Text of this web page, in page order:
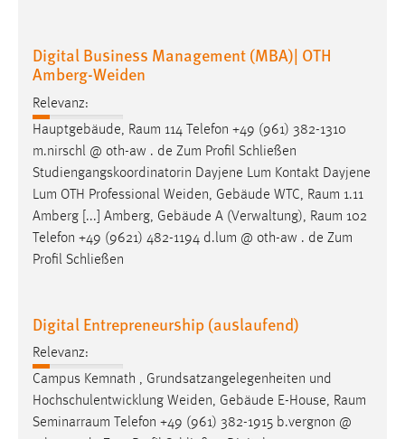
Digital Business Management (MBA)| OTH
Amberg-Weiden
Relevanz:
Hauptgebäude, Raum 114 Telefon +49 (961) 382-1310
m.nirschl @ oth-aw . de Zum Profil Schließen
Studiengangskoordinatorin Dayjene Lum Kontakt Dayjene
Lum OTH Professional Weiden, Gebäude WTC, Raum 1.11
Amberg [...] Amberg, Gebäude A (Verwaltung), Raum 102
Telefon +49 (9621) 482-1194 d.lum @ oth-aw . de Zum
Profil Schließen
Digital Entrepreneurship (auslaufend)
Relevanz:
Campus Kemnath , Grundsatzangelegenheiten und
Hochschulentwicklung Weiden, Gebäude E-House, Raum
Seminarraum Telefon +49 (961) 382-1915 b.vergnon @